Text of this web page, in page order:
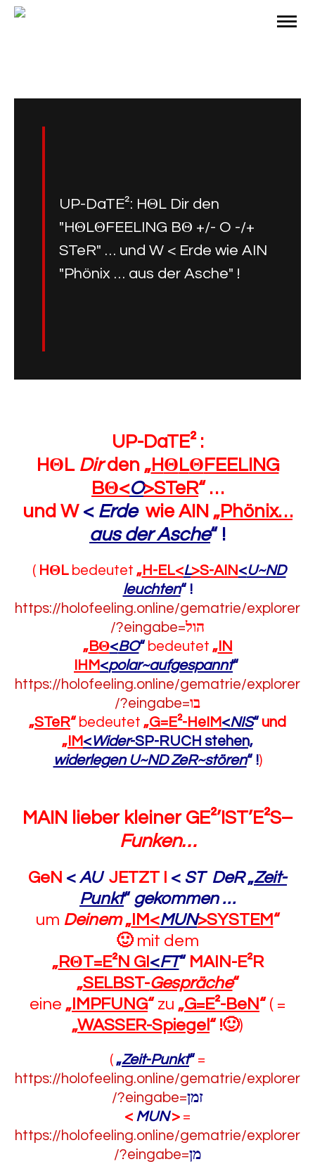
UP-DaTE²: HΘL Dir den
"HΘLΘFEELING BΘ +/- O -/+
STeR" … und W < Erde wie AIN
"Phönix … aus der Asche" !
UP-DaTE² :
HΘ L Dirden „HΘ LΘ FEELING
BΘ<O>STeR“ …
und W < Erde wie AIN „Phönix…
aus der Asche“ !
( HΘL bedeutet „H-EL<L>S-AIN<U~ND
leuchten“ !
https://holofeeling.online/gematrie/explorer
/?eingabe=הול
„BΘ<BO“ bedeutet „IN
IHM<polar~aufgespannt“
https://holofeeling.online/gematrie/explorer
/?eingabe=בו
„STeR“ bedeutet „G=E²-HeIM<NIS“ und
„ IM<Wider-SP-RUCH stehen,
widerlegen U~ND ZeR~stören“ !)
MAIN lieber kleiner GE²’IST’E²S–
Funken…
GeN <AU JETZT I < ST DeR„Zeit-
Punkt“ gekommen …
um Deinem„IM<MUN>SYSTEM“
🙂 mit dem
„RΘT=E²N GI <FT“ MAIN-E²R
„SELBST-Gespräche“
eine „ IMPFUNG“ zu „G=E²-BeN“ ( =
„WASSER-Spiegel “ !🙂)
( „Zeit-Punkt“ =
https://holofeeling.online/gematrie/explorer
/?eingabe=זמן
< MUN > =
https://holofeeling.online/gematrie/explorer
/?eingabe=מן